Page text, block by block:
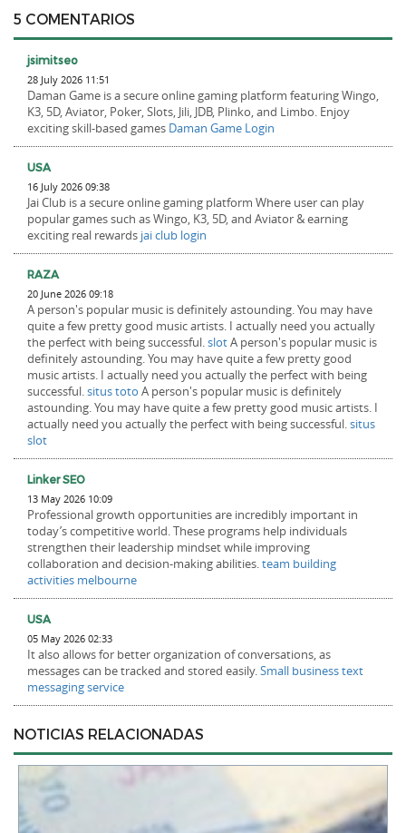
5 COMENTARIOS
jsimitseo
28 July 2026 11:51
Daman Game is a secure online gaming platform featuring Wingo,
K3, 5D, Aviator, Poker, Slots, Jili, JDB, Plinko, and Limbo. Enjoy
exciting skill-based games Daman Game Login
USA
16 July 2026 09:38
Jai Club is a secure online gaming platform Where user can play
popular games such as Wingo, K3, 5D, and Aviator & earning
exciting real rewards jai club login
RAZA
20 June 2026 09:18
A person's popular music is definitely astounding. You may have
quite a few pretty good music artists. I actually need you actually
the perfect with being successful.slotA person's popular music is
definitely astounding. You may have quite a few pretty good
music artists. I actually need you actually the perfect with being
successful.situs toto A person's popular music is definitely
astounding. You may have quite a few pretty good music artists. I
actually need you actually the perfect with being successful.situs
slot
Linker SEO
13 May 2026 10:09
Professional growth opportunities are incredibly important in
today’s competitive world. These programs help individuals
strengthen their leadership mindset while improving
collaboration and decision-making abilities.team building
activities melbourne
USA
05 May 2026 02:33
It also allows for better organization of conversations, as
messages can be tracked and stored easily.Small business text
messaging service
NOTICIAS RELACIONADAS